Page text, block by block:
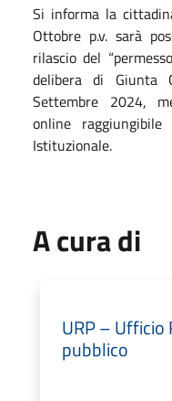
Si informa la
Ottobre p.v. sarà
rilascio del
delibera di Giunta
Settembre 2024,
online
Istituzionale.
A cura di
URP – Ufficio
pubblico